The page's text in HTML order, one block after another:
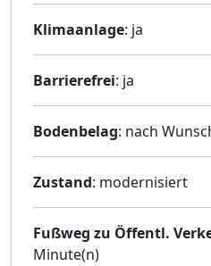
Klimaanlage: ja
Barrierefrei: ja
Bodenbelag: nach
Zustand: modernisiert
Fußweg zu Öffentl.
Minute(n)